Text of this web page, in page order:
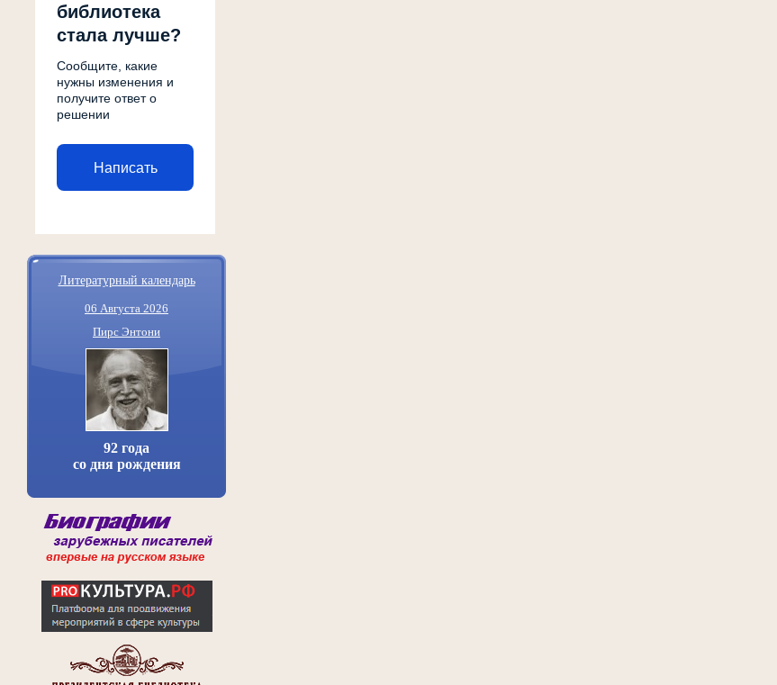
библиотека
стала лучше?
Сообщите, какие
нужны изменения и
получите ответ о
решении
Написать
Литературный календарь
06 Августа 2026
Пирс Энтони
92 года
со дня рождения